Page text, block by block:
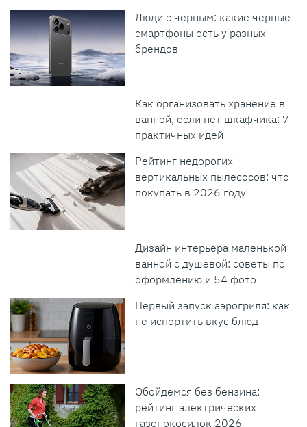
Люди с черным: какие черные
смартфоны есть у разных
брендов
Как организовать хранение в
ванной, если нет шкафчика: 7
практичных идей
Рейтинг недорогих
вертикальных пылесосов: что
покупать в 2026 году
Дизайн интерьера маленькой
ванной с душевой: советы по
оформлению и 54 фото
Первый запуск аэрогриля: как
не испортить вкус блюд
Обойдемся без бензина:
рейтинг электрических
газонокосилок 2026